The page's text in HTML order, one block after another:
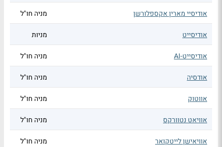
אודיסיי מארין אקספלורשן מניה חו"ל
אודיסייט מניות
אודיסייט-AI מניה חו"ל
אודסיה מניה חו"ל
אווטוק מניה חו"ל
אוויאט נטוורקס מניה חו"ל
אוויאישן לייטקואר מניה חו"ל